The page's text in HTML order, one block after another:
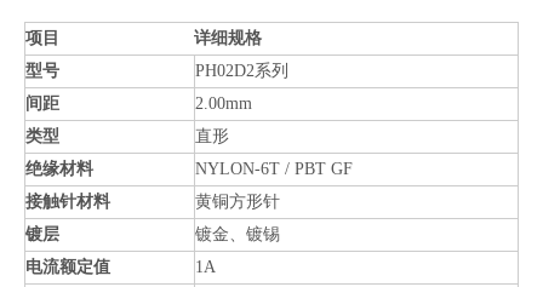
项目
详细规格
型号
PH02D2系列
间距
2.00mm
类型
直形
绝缘材料
NYLON-6T / PBT GF
接触针材料
黄铜方形针
镀层
镀金、镀锡
电流额定值
1A